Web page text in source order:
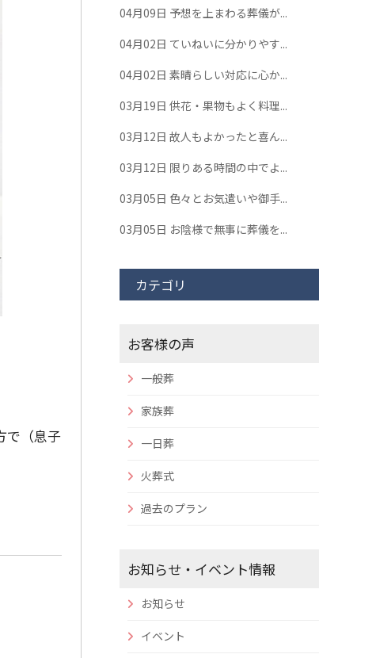
で（息子
04月09日 予想を上まわる葬儀が...
04月02日 ていねいに分かりやす...
04月02日 素晴らしい対応に心か...
03月19日 供花・果物もよく料理...
03月12日 故人もよかったと喜ん...
03月12日 限りある時間の中でよ...
03月05日 色々とお気遣いや御手...
03月05日 お陰様で無事に葬儀を...
カテゴリ
お客様の声
一般葬
家族葬
一日葬
火葬式
過去のプラン
お知らせ・イベント情報
お知らせ
イベント